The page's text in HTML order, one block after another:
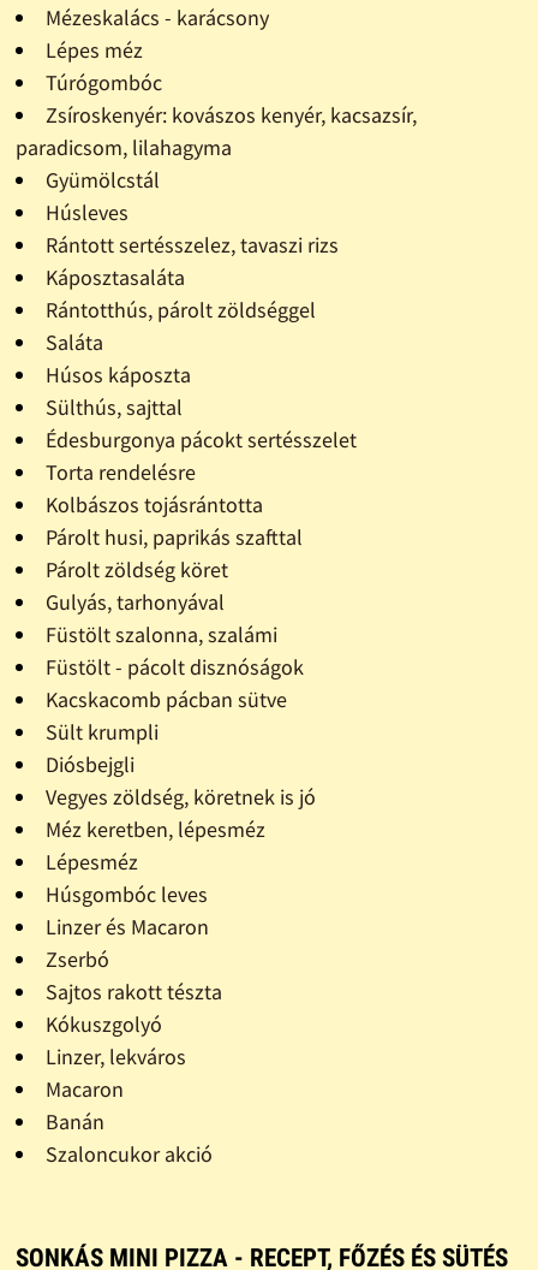
Mézeskalács - karácsony
Lépes méz
Túrógombóc
Zsíroskenyér: kovászos kenyér, kacsazsír,
paradicsom, lilahagyma
Gyümölcstál
Húsleves
Rántott sertésszelez, tavaszi rizs
Káposztasaláta
Rántotthús, párolt zöldséggel
Saláta
Húsos káposzta
Sülthús, sajttal
Édesburgonya pácokt sertésszelet
Torta rendelésre
Kolbászos tojásrántotta
Párolt husi, paprikás szafttal
Párolt zöldség köret
Gulyás, tarhonyával
Füstölt szalonna, szalámi
Füstölt - pácolt disznóságok
Kacskacomb pácban sütve
Sült krumpli
Diósbejgli
Vegyes zöldség, köretnek is jó
Méz keretben, lépesméz
Lépesméz
Húsgombóc leves
Linzer és Macaron
Zserbó
Sajtos rakott tészta
Kókuszgolyó
Linzer, lekváros
Macaron
Banán
Szaloncukor akció
SONKÁS MINI PIZZA - RECEPT, FŐZÉS ÉS SÜTÉS